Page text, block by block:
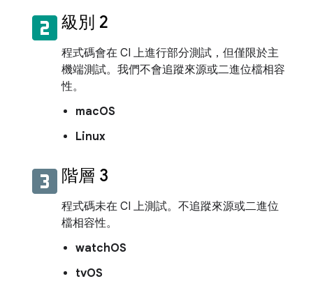
looks_two 級別 2
程式碼會在 CI 上進行部分測試，但僅限於主
機端測試。我們不會追蹤來源或二進位檔相容
性。
macOS
Linux
looks_3 階層 3
程式碼未在 CI 上測試。不追蹤來源或二進位
檔相容性。
watchOS
tvOS